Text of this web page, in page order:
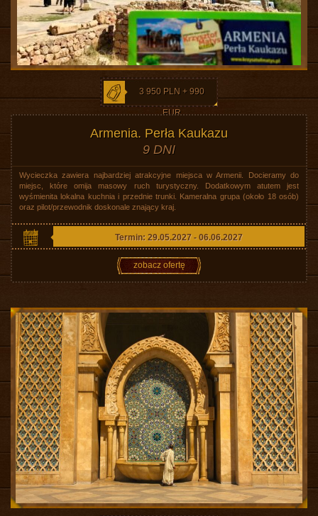
3 950 PLN + 990
EUR
Armenia. Perła Kaukazu
9 DNI
Wycieczka zawiera najbardziej atrakcyjne miejsca w Armenii. Docieramy do
miejsc, które omija masowy ruch turystyczny. Dodatkowym atutem jest
wyśmienita lokalna kuchnia i przednie trunki. Kameralna grupa (około 18 osób)
oraz pilot/przewodnik doskonale znający kraj.
Termin: 29.05.2027 - 06.06.2027
zobacz ofertę